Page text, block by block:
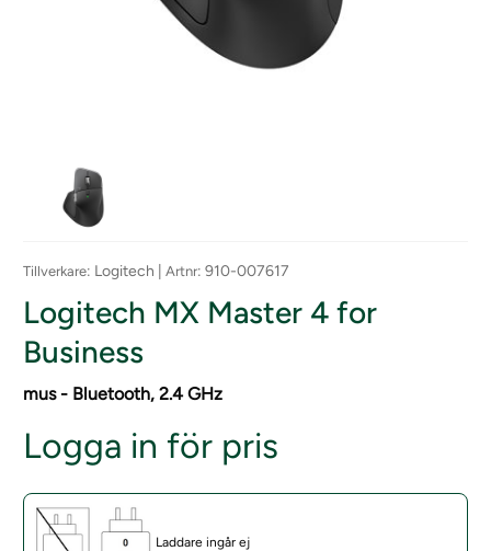
Tillverkare: Logitech | Artnr: 910-007617
Logitech MX Master 4 for
Business
mus - Bluetooth, 2.4 GHz
Logga in för pris
Laddare ingår ej